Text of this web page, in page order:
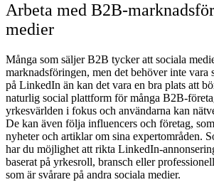
Arbeta med B2B-
medier
Många som säljer B2B tycker att sociala
marknadsföringen, men det behöver inte vara
på LinkedIn än kan det vara en bra plats att
naturlig social plattform för många B2B-
yrkesvärlden i fokus och användarna kan
De kan även följa influencers och företag,
nyheter och artiklar om sina expertområden.
har du möjlighet att rikta LinkedIn-
baserat på yrkesroll, bransch eller
som är svårare på andra sociala medier.